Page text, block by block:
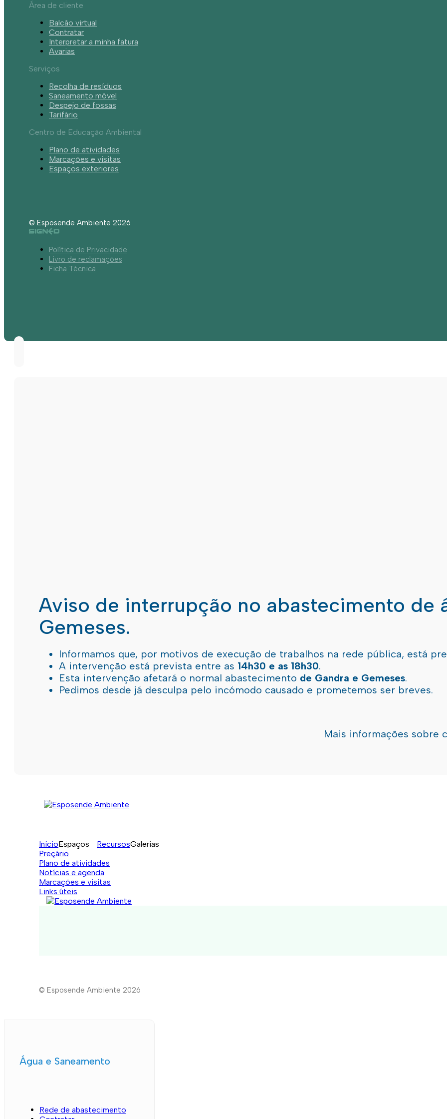
Área de cliente
Balcão virtual
Contratar
Interpretar a minha fatura
Avarias
Serviços
Recolha de resíduos
Saneamento móvel
Despejo de fossas
Tarifário
Centro de Educação Ambiental
Plano de atividades
Marcações e visitas
Espaços exteriores
© Esposende Ambiente 2026
Política de Privacidade
Livro de reclamações
Ficha Técnica
Aviso de interrupção no abastecimento de
Gemeses.
Informamos que, por motivos de execução de trabalhos na rede pública, está
A intervenção está prevista entre as 14h30 e as 18h30.
Esta intervenção afetará o normal abastecimento de Gandra e Gemeses.
Pedimos desde já desculpa pelo incómodo causado e prometemos ser breves.
Mais informações sobre
InícioEspaços RecursosGalerias
Preçário
Plano de atividades
Notícias e agenda
Marcações e visitas
Links úteis
© Esposende Ambiente 2026
Água e Saneamento
Rede de abastecimento